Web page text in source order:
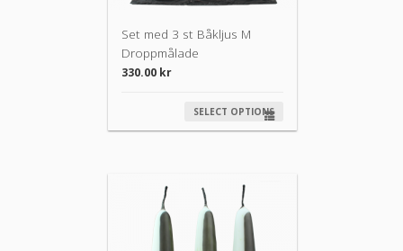
Set med 3 st Båkljus M
Droppmålade
330.00 kr
SELECT OPTIONS